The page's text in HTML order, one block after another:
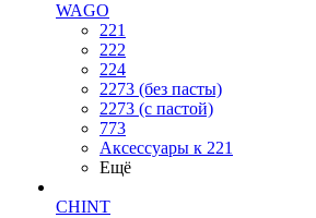
WAGO
221
222
224
2273 (без пасты)
2273 (с пастой)
773
Аксессуары к 221
Ещё
CHINT